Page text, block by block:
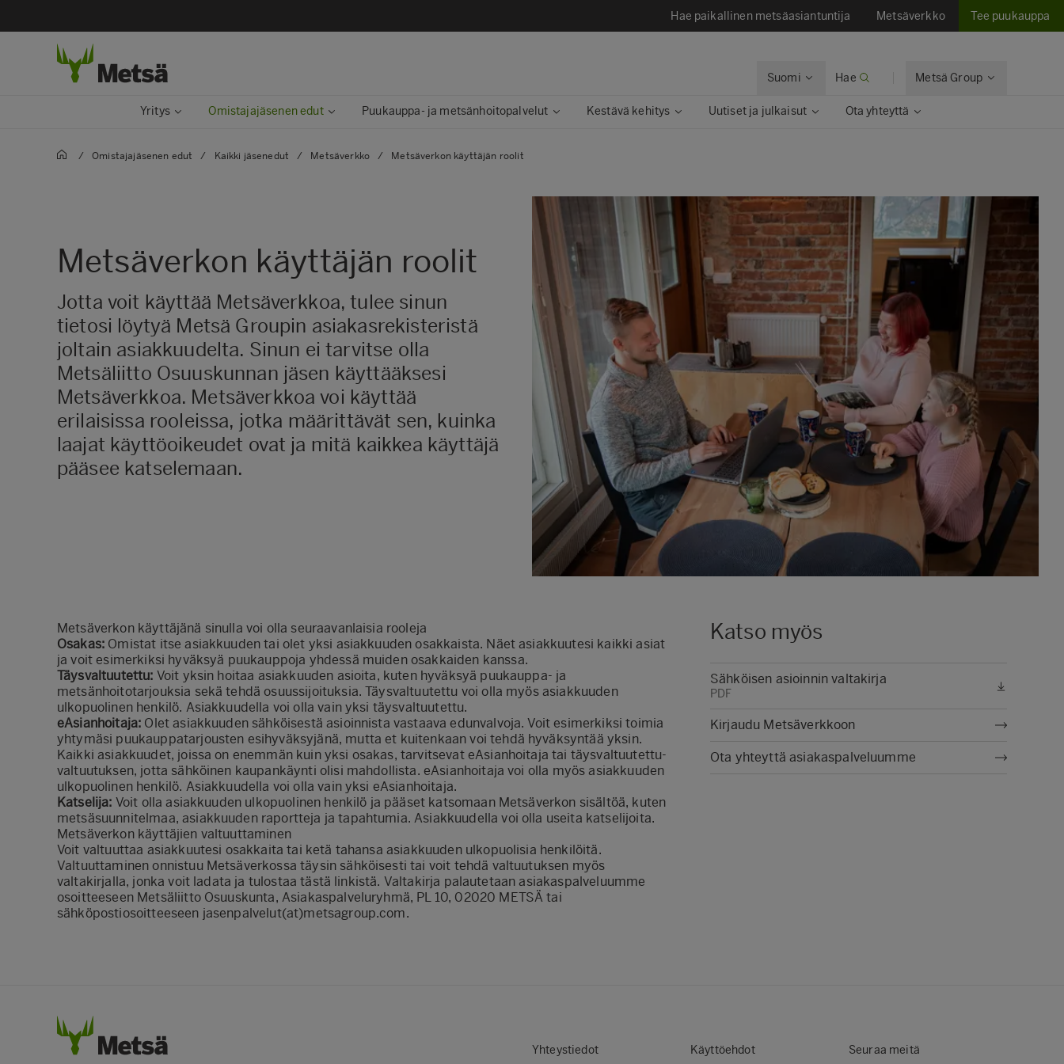
Hae paikallinen metsäasiantuntija Metsäverkko Tee puukauppa
Suomi Hae Metsä Group
Yritys Omistajajäsenen edut Puukauppa- ja metsänhoitopalvelut Kestävä kehitys​ Uutiset ja julkaisut​ Ota yhteyttä​
/ Omistajajäsenen edut / Kaikki jäsenedut / Metsäverkko / Metsäverkon käyttäjän roolit
Metsäverkon käyttäjän roolit
Jotta voit käyttää Metsäverkkoa, tulee sinun
tietosi löytyä Metsä Groupin asiakasrekisteristä
joltain asiakkuudelta. Sinun ei tarvitse olla
Metsäliitto Osuuskunnan jäsen käyttääksesi
Metsäverkkoa. Metsäverkkoa voi käyttää
erilaisissa rooleissa, jotka määrittävät sen, kuinka
laajat käyttöoikeudet ovat ja mitä kaikkea käyttäjä
pääsee katselemaan.
Metsäverkon käyttäjänä sinulla voi olla seuraavanlaisia rooleja
Osakas: Omistat itse asiakkuuden tai olet yksi asiakkuuden osakkaista. Näet asiakkuutesi kaikki asiat
ja voit esimerkiksi hyväksyä puukauppoja yhdessä muiden osakkaiden kanssa.
Täysvaltuutettu: Voit yksin hoitaa asiakkuuden asioita, kuten hyväksyä puukauppa- ja
metsänhoitotarjouksia sekä tehdä osuussijoituksia. Täysvaltuutettu voi olla myös asiakkuuden
ulkopuolinen henkilö. Asiakkuudella voi olla vain yksi täysvaltuutettu.
eAsianhoitaja: Olet asiakkuuden sähköisestä asioinnista vastaava edunvalvoja. Voit esimerkiksi toimia
yhtymäsi puukauppatarjousten esihyväksyjänä, mutta et kuitenkaan voi tehdä hyväksyntää yksin.
Kaikki asiakkuudet, joissa on enemmän kuin yksi osakas, tarvitsevat eAsianhoitaja tai täysvaltuutettu-
valtuutuksen, jotta sähköinen kaupankäynti olisi mahdollista. eAsianhoitaja voi olla myös asiakkuuden
ulkopuolinen henkilö. Asiakkuudella voi olla vain yksi eAsianhoitaja.
Katselija: Voit olla asiakkuuden ulkopuolinen henkilö ja pääset katsomaan Metsäverkon sisältöä, kuten
metsäsuunnitelmaa, asiakkuuden raportteja ja tapahtumia. Asiakkuudella voi olla useita katselijoita.
Metsäverkon käyttäjien valtuuttaminen
Voit valtuuttaa asiakkuutesi osakkaita tai ketä tahansa asiakkuuden ulkopuolisia henkilöitä.
Valtuuttaminen onnistuu Metsäverkossa täysin sähköisesti tai voit tehdä valtuutuksen myös
valtakirjalla, jonka voit ladata ja tulostaatästä linkistä. Valtakirja palautetaan asiakaspalveluumme
osoitteeseen Metsäliitto Osuuskunta, Asiakaspalveluryhmä, PL 10, 02020 METSÄ tai
sähköpostiosoitteeseen jasenpalvelut(at)metsagroup.com.
Katso myös
Sähköisen asioinnin valtakirja
PDF
Kirjaudu Metsäverkkoon
Ota yhteyttä asiakaspalveluumme
Yhteystiedot Käyttöehdot Seuraa meitä